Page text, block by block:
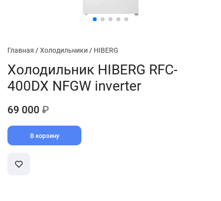
Главная /Холодильники / HIBERG
Холодильник HIBERG RFC-
400DX NFGW inverter
69 000 ₽
В корзину